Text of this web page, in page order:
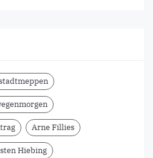
Arne Fillies
Hiebing